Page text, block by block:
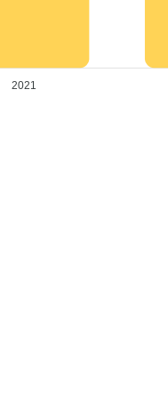
2021